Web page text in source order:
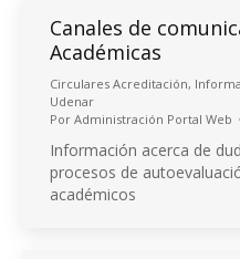
Canales de
Académicas
Circulares Acreditación,
Udenar
Por Administración Portal Web
Información acerca de
procesos de
académicos